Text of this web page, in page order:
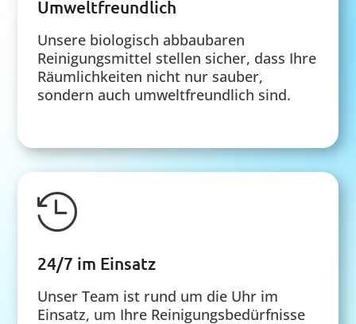
Umweltfreundlich
Unsere biologisch abbaubaren
Reinigungsmittel stellen sicher, dass Ihre
Räumlichkeiten nicht nur sauber,
sondern auch umweltfreundlich sind.

24/7 im Einsatz
Unser Team ist rund um die Uhr im
Einsatz, um Ihre Reinigungsbedürfnisse